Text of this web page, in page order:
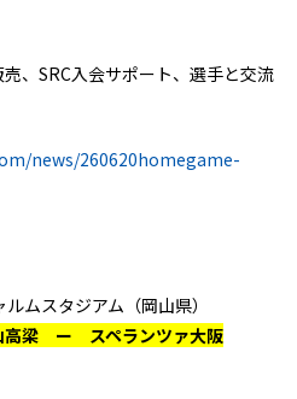
、SRC入会サポート、選手と交流
news/260620homegame-
ムスタジアム（岡山県）
高梁 ー スペランツァ大阪